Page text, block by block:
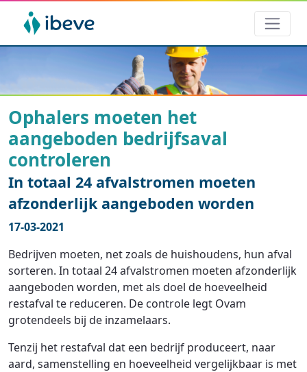
Ophalers moeten het
aangeboden bedrijfsaval
controleren
In totaal 24 afvalstromen moeten
afzonderlijk aangeboden worden
17-03-2021
Bedrijven moeten, net zoals de huishoudens, hun afval
sorteren. In totaal 24 afvalstromen moeten afzonderlijk
aangeboden worden, met als doel de hoeveelheid
restafval te reduceren. De controle legt Ovam
grotendeels bij de inzamelaars.
Tenzij het restafval dat een bedrijf produceert, naar
aard, samenstelling en hoeveelheid vergelijkbaar is met